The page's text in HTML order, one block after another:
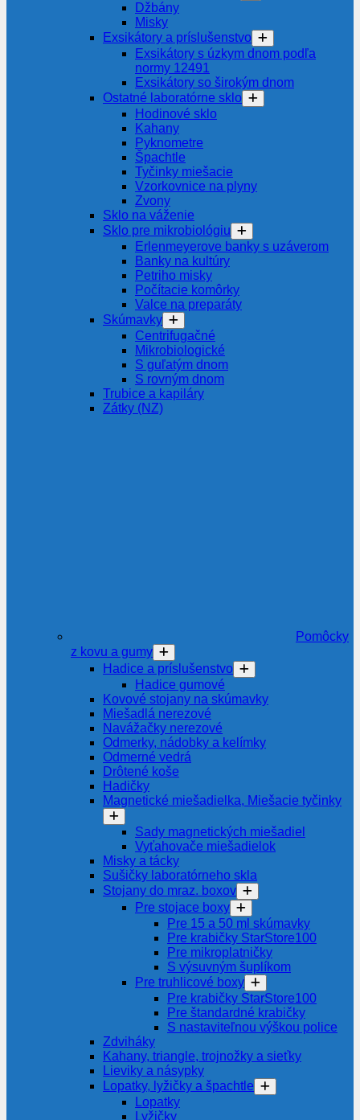
Džbány
Misky
Exsikátory a príslušenstvo
Exsikátory s úzkym dnom podľa
normy 12491
Exsikátory so širokým dnom
Ostatné laboratórne sklo
Hodinové sklo
Kahany
Pyknometre
Špachtle
Tyčinky miešacie
Vzorkovnice na plyny
Zvony
Sklo na váženie
Sklo pre mikrobiológiu
Erlenmeyerove banky s uzáverom
Banky na kultúry
Petriho misky
Počítacie komôrky
Valce na preparáty
Skúmavky
Centrifugačné
Mikrobiologické
S guľatým dnom
S rovným dnom
Trubice a kapiláry
Zátky (NZ)
Pomôcky
z kovu a gumy
Hadice a príslušenstvo
Hadice gumové
Kovové stojany na skúmavky
Miešadlá nerezové
Navážačky nerezové
Odmerky, nádobky a kelímky
Odmerné vedrá
Drôtené koše
Hadičky
Magnetické miešadielka, Miešacie tyčinky
Sady magnetických miešadiel
Vyťahovače miešadielok
Misky a tácky
Sušičky laboratórneho skla
Stojany do mraz. boxov
Pre stojace boxy
Pre 15 a 50 ml skúmavky
Pre krabičky StarStore100
Pre mikroplatničky
S výsuvným šuplíkom
Pre truhlicové boxy
Pre krabičky StarStore100
Pre štandardné krabičky
S nastaviteľnou výškou police
Zdviháky
Kahany, triangle, trojnožky a sieťky
Lieviky a násypky
Lopatky, lyžičky a špachtle
Lopatky
Lyžičky